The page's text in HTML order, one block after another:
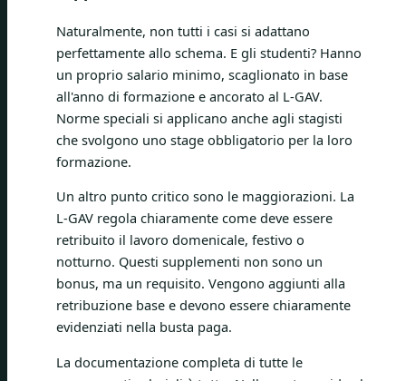
Naturalmente, non tutti i casi si adattano
perfettamente allo schema. E gli studenti? Hanno
un proprio salario minimo, scaglionato in base
all'anno di formazione e ancorato al L-GAV.
Norme speciali si applicano anche agli stagisti
che svolgono uno stage obbligatorio per la loro
formazione.
Un altro punto critico sono le maggiorazioni. La
L-GAV regola chiaramente come deve essere
retribuito il lavoro domenicale, festivo o
notturno. Questi supplementi non sono un
bonus, ma un requisito. Vengono aggiunti alla
retribuzione base e devono essere chiaramente
evidenziati nella busta paga.
La documentazione completa di tutte le